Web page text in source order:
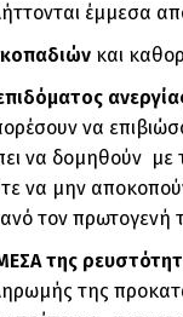
έμμεσα
και
να
να δομηθούν
να μην
τον πρωτογενή
της
της